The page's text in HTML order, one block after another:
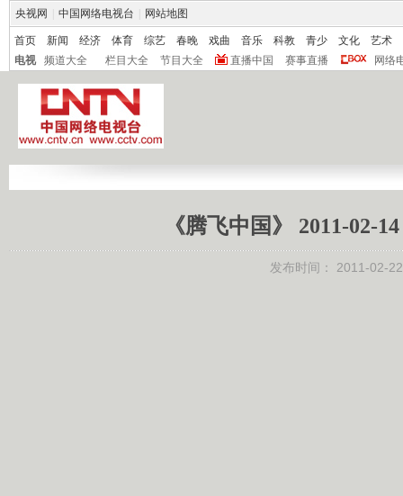
央视网 中国网络电视台 网站地图
首页 新闻 经济 体育 综艺 春晚 戏曲 音乐 科教 青少 文化
艺术
电视
频道大全 栏目大全 节目大全 直播中国 赛事直播 网络
《腾飞中国》 2011-02-
发布时间： 2011-02-